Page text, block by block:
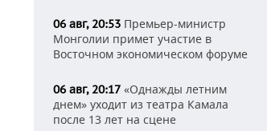
06 авг, 20:53 Премьер-министр
Монголии примет участие в
Восточном экономическом форуме
06 авг, 20:17 «Однажды летним
днем» уходит из театра Камала
после 13 лет на сцене